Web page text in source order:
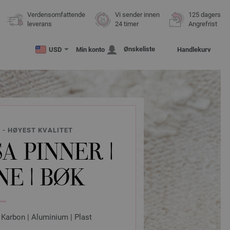
Verdensomfattende
leverans
Vi sender innen
24 timer
125 dagers
Angrefrist
USD Min konto Ønskeliste Handlekurv
- HØYEST KVALITET
PINNER |
| BØK
| Aluminium | Plast